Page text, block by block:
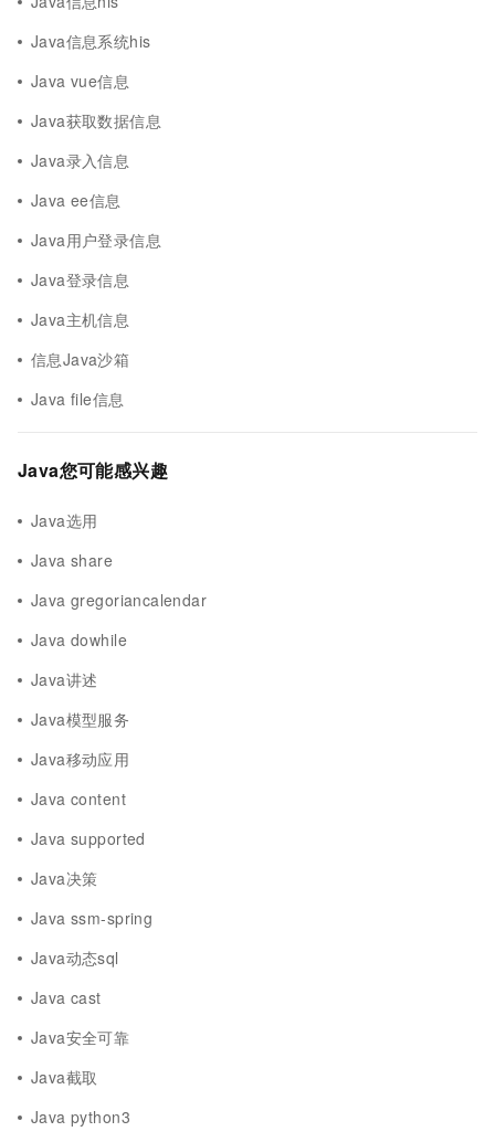
Java信息系统his
Java vue信息
Java获取数据信息
Java录入信息
Java ee信息
Java用户登录信息
Java登录信息
Java主机信息
信息Java沙箱
Java file信息
Java您可能感兴趣
Java选用
Java share
Java gregoriancalendar
Java dowhile
Java讲述
Java模型服务
Java移动应用
Java content
Java supported
Java决策
Java ssm-spring
Java动态sql
Java cast
Java安全可靠
Java截取
Java python3